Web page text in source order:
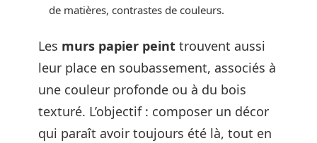
de matières, contrastes de couleurs.
Les murs papier peint trouvent aussi
leur place en soubassement, associés à
une couleur profonde ou à du bois
texturé. L’objectif : composer un décor
qui paraît avoir toujours été là, tout en